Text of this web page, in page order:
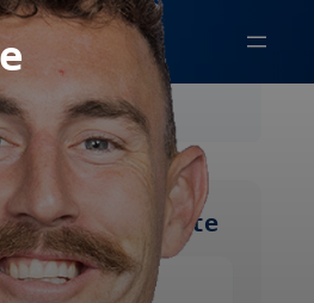
avec l'équipe
de Nic White
des nations